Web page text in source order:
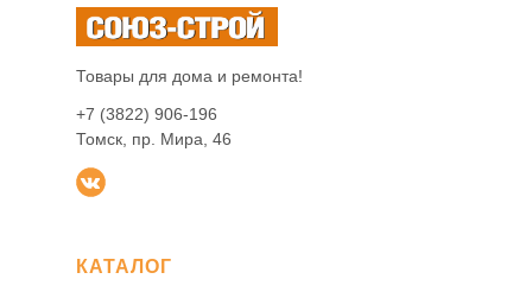
КАТАЛОГ
Товары для дома и ремонта!
+7 (3822) 906-196
Томск, пр. Мира, 46